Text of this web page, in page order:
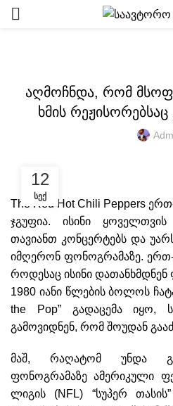
აღმოჩნდა, რომ
ხმის
12
ᲡᲔᲥ
The Red Hot Chili Peppers
ჯგუფია. ისინი
თავიანთ კონცერტებს და
იმღერონ ფონოგრამაზე.
როდესაც ისინი
1980 იანი წლების ბოლოს
the Pop” გადაცემა იყო,
გამოვიდნენ, რომ შოუდან
მაშ, რაღატომ უნდა
ფონოგრამაზე ამერიკული
ლიგის (NFL) “სუპერ